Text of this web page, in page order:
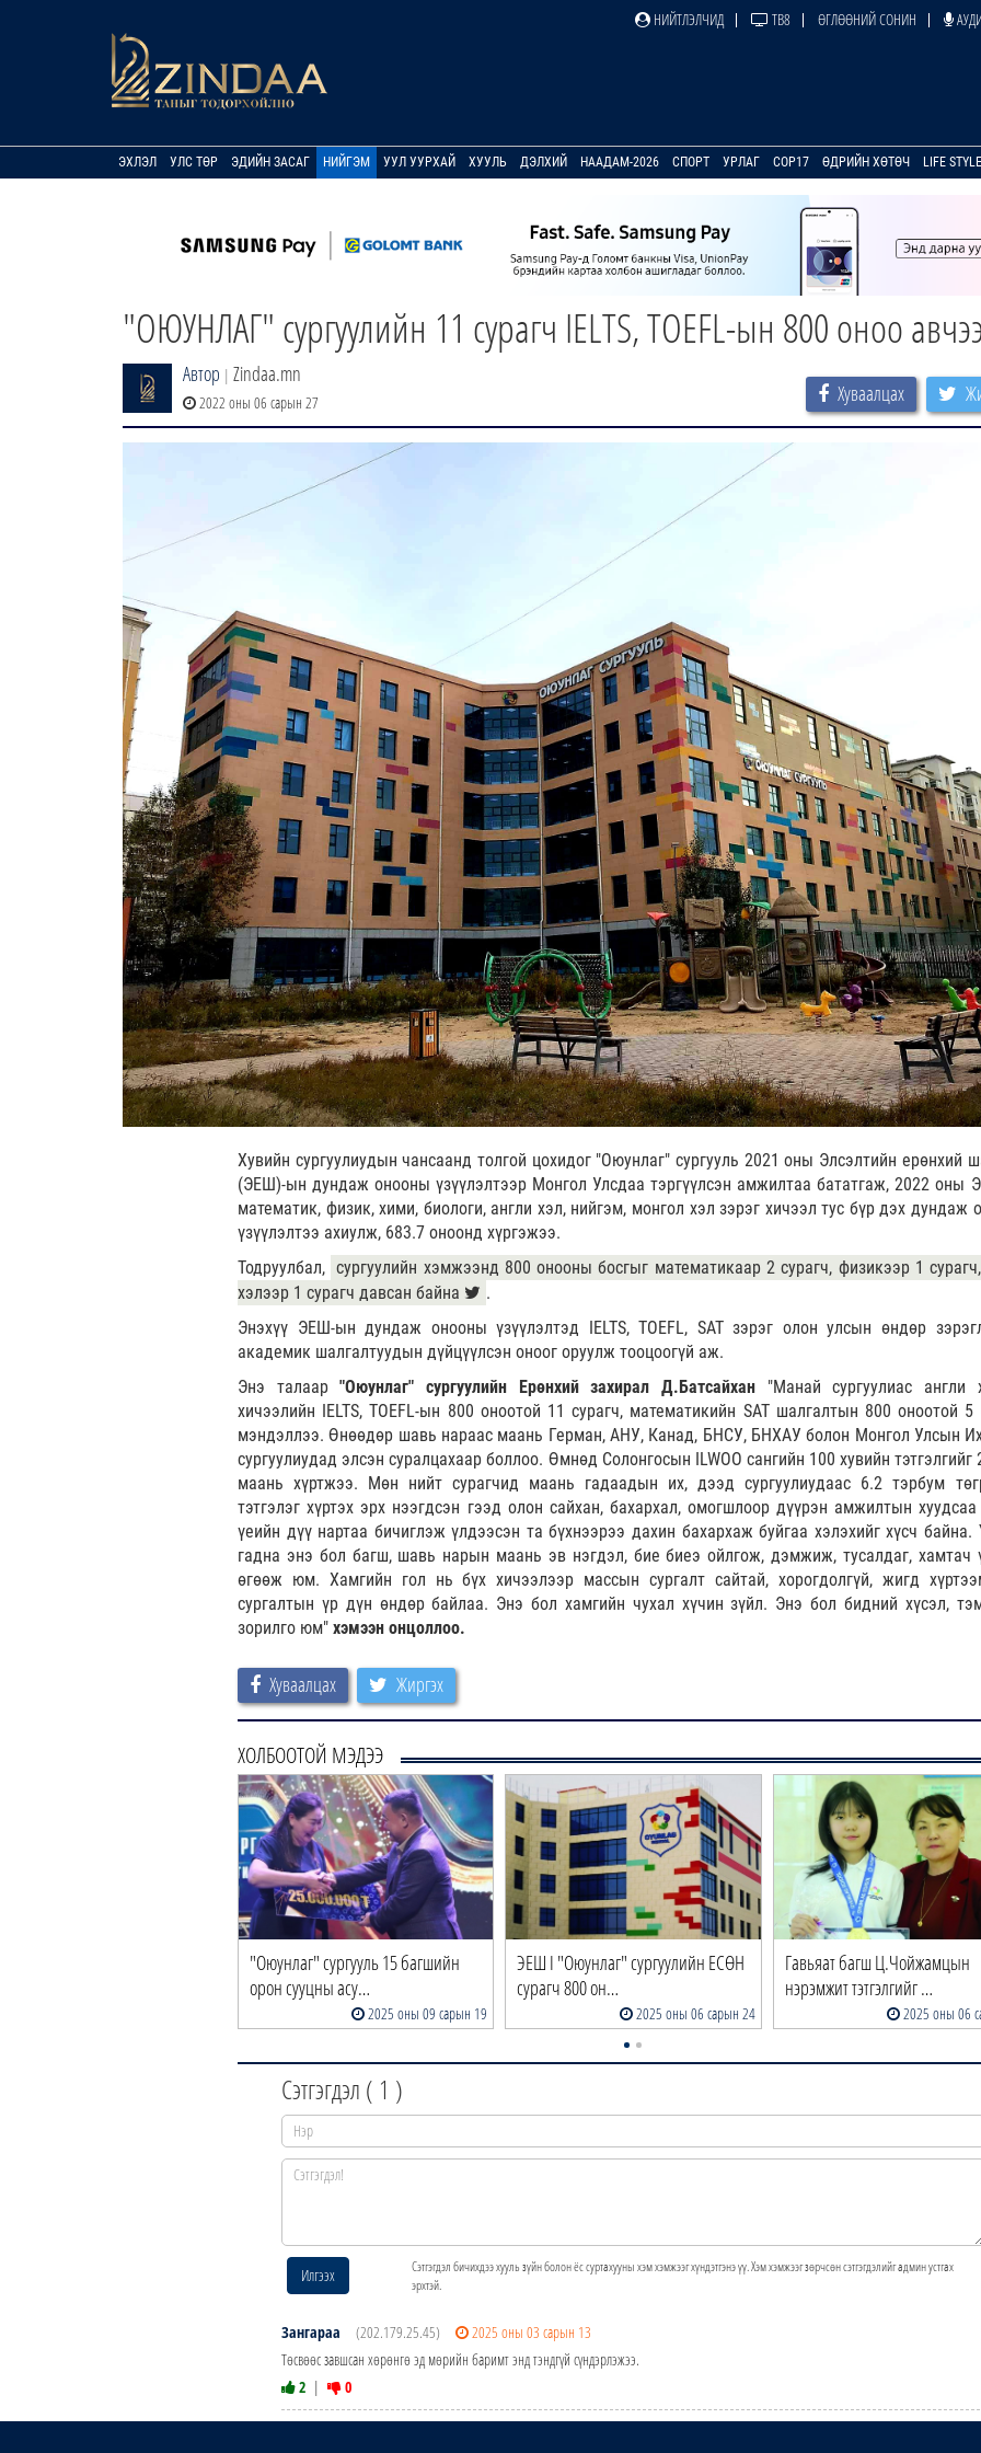
НИЙТЛЭЛЧИД ТВ8 ӨГЛӨӨНИЙ СОНИН
ЭХЛЭЛ УЛС ТӨР ЭДИЙН ЗАСАГ НИЙГЭМ УУЛ УУРХАЙ ХУУЛЬ ДЭЛХИЙ НААДАМ-2026 СПОРТ УРЛАГ COP17 ӨДРИЙН ХӨТӨЧ LIFE STYLE
"ОЮУНЛАГ" сургуулийн 11 сурагч IELTS, TOEFL-ын 800 оноо
Автор | Zindaa.mn
2022 оны 06 сарын 27 Хуваалцах
Хувийн сургуулиудын чансаанд толгой цохидог "Оюунлаг" сургууль 2021 оны Элсэлтийн ерөнхий
(ЭЕШ)-ын дундаж онооны үзүүлэлтээр Монгол Улсдаа тэргүүлсэн амжилтаа бататгаж, 2022 оны
математик, физик, хими, биологи, англи хэл, нийгэм, монгол хэл зэрэг хичээл тус бүр дэх дундаж
үзүүлэлтээ ахиулж, 683.7 оноонд хүргэжээ.
Тодруулбал, сургуулийн хэмжээнд 800 онооны босгыг математикаар 2 сурагч, физикээр 1
хэлээр 1 сурагч давсан байна
.
Энэхүү ЭЕШ-ын дундаж онооны үзүүлэлтэд IELTS, TOEFL, SAT зэрэг олон улсын өндөр
академик шалгалтуудын дүйцүүлсэн оноог оруулж тооцоогүй аж.
Энэ талаар"Оюунлаг" сургуулийн Ерөнхий захирал Д.Батсайхан"Манай сургуулиас англи
хичээлийн IELTS, TOEFL-ын 800 оноотой 11 сурагч, математикийн SAT шалгалтын 800 оноотой 5
мэндэллээ. Өнөөдөр шавь нараас маань Герман, АНУ, Канад, БНСУ, БНХАУ болон Монгол Улсын
сургуулиудад элсэн суралцахаар боллоо. Өмнөд Солонгосын ILWOO сангийн 100 хувийн
маань хүртжээ. Мөн нийт сурагчид маань гадаадын их, дээд сургуулиудаас 6.2 тэрбум
тэтгэлэг хүртэх эрх нээгдсэн гээд олон сайхан, бахархал, омогшлоор дүүрэн амжилтын
үеийн дүү нартаа бичиглэж үлдээсэн та бүхнээрээ дахин бахархаж буйгаа хэлэхийг хүсч байна.
гадна энэ бол багш, шавь нарын маань эв нэгдэл, бие биеэ ойлгож, дэмжиж, тусалдаг, хамтач
өгөөж юм. Хамгийн гол нь бүх хичээлээр массын сургалт сайтай, хорогдолгүй, жигд
сургалтын үр дүн өндөр байлаа. Энэ бол хамгийн чухал хүчин зүйл. Энэ бол бидний хүсэл,
зорилго юм" хэмээн онцоллоо.
Хуваалцах Жиргэх
ХОЛБООТОЙ МЭДЭЭ
"Оюунлаг" сургууль 15 багшийн
орон сууцны асу…
2025 оны 09 сарын 19
ЭЕШ I "Оюунлаг" сургуулийн ЕСӨН
сурагч 800 он…
2025 оны 06 сарын 24
Гавьяат багш Ц.Чойжамцын
нэрэмжит тэтгэлгийг …
2025 оны 06
Сэтгэгдэл ( 1 )
Илгээх
Сэтгэгдэл бичихдээ хууль зүйн болон ёс суртахууны хэм хэмжээг хүндэтгэнэ үү. Хэм хэмжээг зөрчсөн сэтгэгдэлийг админ устгах
эрхтэй.
Зангараа (202.179.25.45)
2025 оны 03 сарын 13
Төсвөөс завшсан хөрөнгө эд мөрийн баримт энд тэндгүй сүндэрлэжээ.
2 | 0